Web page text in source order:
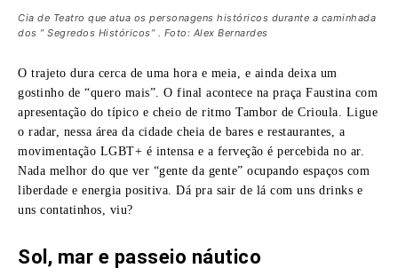
Cia de Teatro que atua os personagens históricos durante a caminhada
dos ” Segredos Históricos” . Foto: Alex Bernardes
O trajeto dura cerca de uma hora e meia, e ainda deixa um
gostinho de “quero mais”. O final acontece na praça Faustina com
apresentação do típico e cheio de ritmo Tambor de Crioula. Ligue
o radar, nessa área da cidade cheia de bares e restaurantes, a
movimentação LGBT+ é intensa e a ferveção é percebida no ar.
Nada melhor do que ver “gente da gente” ocupando espaços com
liberdade e energia positiva. Dá pra sair de lá com uns drinks e
uns contatinhos, viu?
Sol, mar e passeio náutico